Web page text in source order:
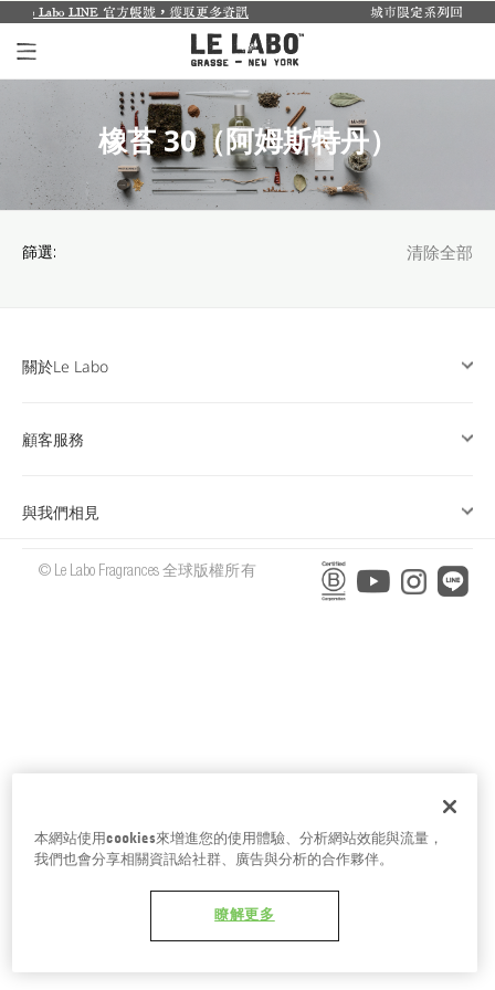
個人香氛系列
室內香氛系列
個人護理系列
日常理容系列
關於我們
台南五福商店
官方帳號，獲取更多資訊 城市限定系列回來了...探索禮盒於
橡苔 30（阿姆斯特丹）
篩選: 清除全部
關於Le Labo
顧客服務
與我們相見
© Le Labo Fragrances 全球版權所有
本網站使用cookies來增進您的使用體驗、分析網站效能與流量，
我們也會分享相關資訊給社群、廣告與分析的合作夥伴。
瞭解更多